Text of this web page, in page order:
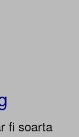
fi soarta